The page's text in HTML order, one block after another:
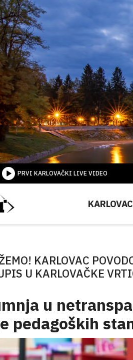
PRVI KARLOVAČKI LIVE VIDEO
KARLOVAC
KARLOVAC
U KARLOVAČKE
u
pedagoških